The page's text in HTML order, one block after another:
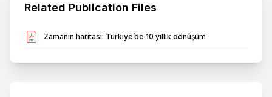
Related Publication Files
Zamanın haritası: Türkiye’de 10 yıllık dönüşüm